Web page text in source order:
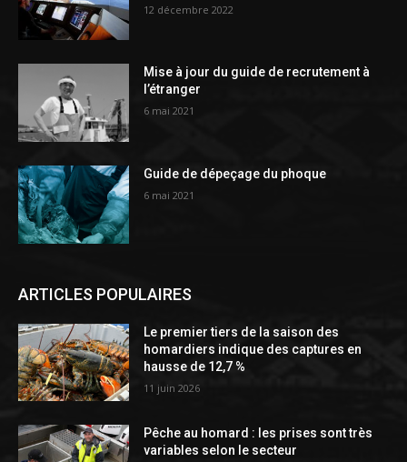
12 décembre 2022
Mise à jour du guide de recrutement à
l’étranger
6 mai 2021
Guide de dépeçage du phoque
6 mai 2021
ARTICLES POPULAIRES
Le premier tiers de la saison des
homardiers indique des captures en
hausse de 12,7 %
11 juin 2026
Pêche au homard : les prises sont très
variables selon le secteur